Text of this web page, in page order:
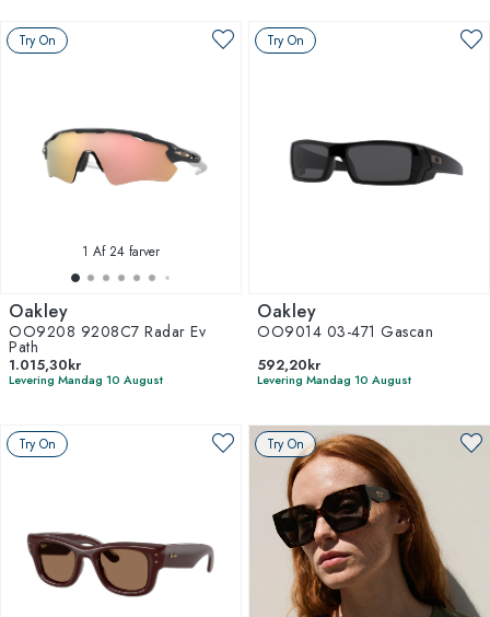
Try On
1 Af 24 farver
Oakley
OO9208 9208C7 Radar Ev
Path
1.015,30kr
Levering Mandag 10 August
Try On
Oakley
OO9014 03-471 Gascan
592,20kr
Levering Mandag 10 August
Try On Try On